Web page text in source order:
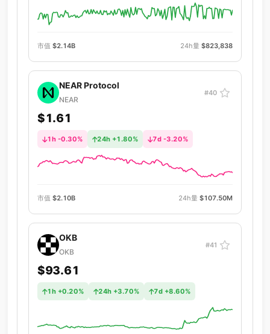
市值 $2.14B 24h量 $823,838
NEAR Protocol
NEAR
#40
$1.61
1h -0.30% 24h +1.80% 7d -3.20%
市值 $2.10B 24h量 $107.50M
OKB
OKB
#41
$93.61
1h +0.20% 24h +3.70% 7d +8.60%